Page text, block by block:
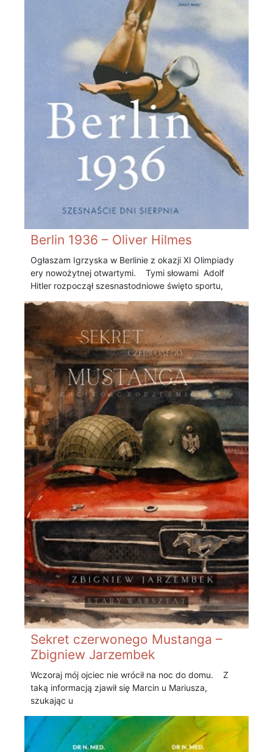
Berlin 1936 – Oliver Hilmes
Ogłaszam Igrzyska w Berlinie z okazji XI Olimpiady
ery nowożytnej otwartymi. Tymi słowami Adolf
Hitler rozpoczął szesnastodniowe święto sportu,
Sekret czerwonego Mustanga –
Zbigniew Jarzembek
Wczoraj mój ojciec nie wrócił na noc do domu. Z
taką informacją zjawił się Marcin u Mariusza,
szukając u